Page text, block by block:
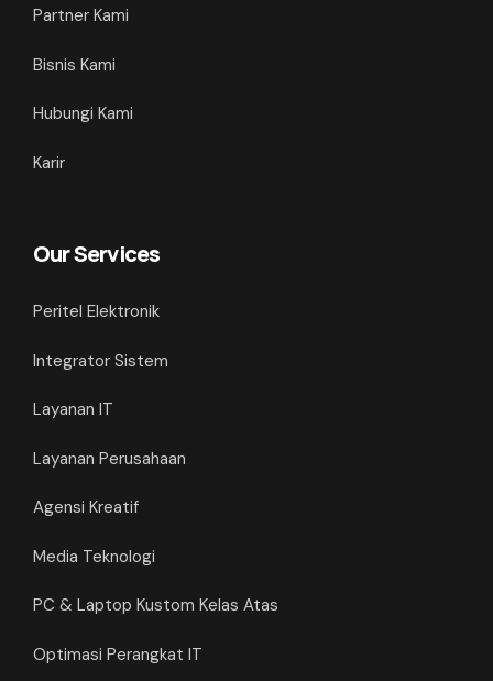
Partner Kami
Bisnis Kami
Hubungi Kami
Karir
Our Services
Peritel Elektronik
Integrator Sistem
Layanan IT
Layanan Perusahaan
Agensi Kreatif
Media Teknologi
PC & Laptop Kustom Kelas Atas
Optimasi Perangkat IT